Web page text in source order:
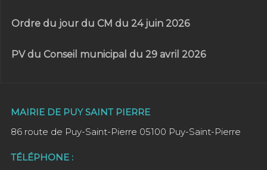
Ordre du jour du CM du 24 juin 2026
PV du Conseil municipal du 29 avril 2026
MAIRIE DE PUY SAINT PIERRE
86 route de Puy-Saint-Pierre 05100 Puy-Saint-Pierre
TÉLÉPHONE :